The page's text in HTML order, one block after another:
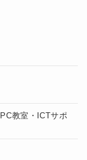
教室・ICTサポ